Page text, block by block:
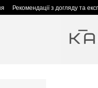
Рекомендації з догляду та